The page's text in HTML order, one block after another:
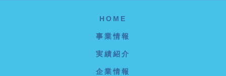
HOME
事業情報
実績紹介
企業情報